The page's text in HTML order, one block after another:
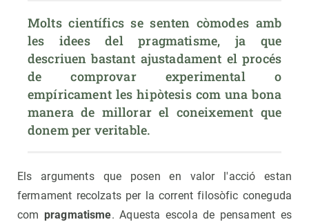
Molts científics se senten còmodes amb
les idees del pragmatisme, ja que
descriuen bastant ajustadament el procés
de comprovar experimental o
empíricament les hipòtesis com una bona
manera de millorar el coneixement que
donem per veritable.
Els arguments que posen en valor l'acció estan
fermament recolzats per la corrent filosòfic coneguda
com pragmatisme. Aquesta escola de pensament es